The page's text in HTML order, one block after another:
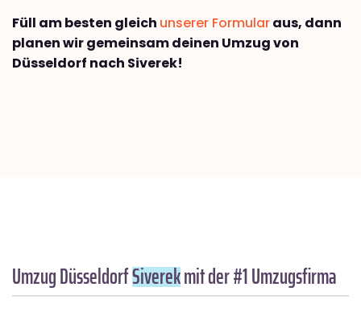
Füll am besten gleich unserer Formularaus, dann
planen wir gemeinsam deinen Umzug von
Düsseldorf nach Siverek!
Umzug DüsseldorfSiverekmit der #1 Umzugsfirma